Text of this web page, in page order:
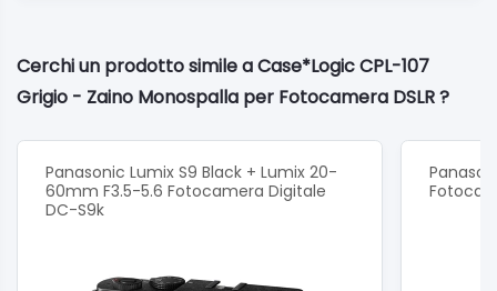
Cerchi un prodotto simile a Case*Logic CPL-107
Grigio - Zaino Monospalla per Fotocamera DSLR ?
Panasonic Lumix S9 Black + Lumix 20-
60mm F3.5-5.6 Fotocamera Digitale
DC-S9k